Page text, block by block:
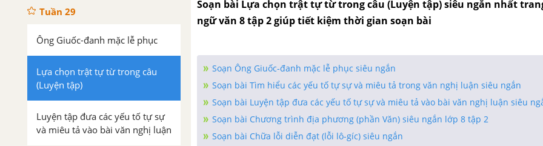
Tuần 29
Ông Giuốc-đanh mặc lễ phục
Lựa chọn trật tự từ trong câu
(Luyện tập)
Luyện tập đưa các yếu tố tự sự
và miêu tả vào bài văn nghị luận
Soạn bài Lựa chọn trật tự từ trong câu (Luyện tập) siêu ngắn nhất
ngữ văn 8 tập 2 giúp tiết kiệm thời gian soạn bài
Soạn Ông Giuốc-đanh mặc lễ phục siêu ngắn
Soạn bài Tìm hiểu các yếu tố tự sự và miêu tả trong văn nghị luận siêu ngắn
Soạn bài Luyện tập đưa các yếu tố tự sự và miêu tả vào bài văn nghị luận siêu
Soạn bài Chương trình địa phương (phần Văn) siêu ngắn lớp 8 tập 2
Soạn bài Chữa lỗi diễn đạt (lỗi lô-gíc) siêu ngắn